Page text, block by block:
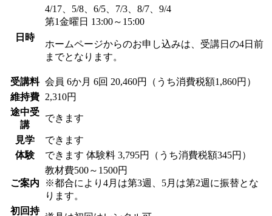
日時
4/17、5/8、6/5、7/3、8/7、9/4
第1金曜日 13:00～15:00
ホームページからのお申し込みは、受講日の4日前
までとなります。
受講料 会員 6か月 6回 20,460円（うち消費税額1,860円）
維持費
2,310円
途中受
講
できます
見学
できます
体験
できます 体験料 3,795円（うち消費税額345円）
ご案内
教材費500～1500円
※都合により4月は第3週、5月は第2週に振替とな
ります。
初回持